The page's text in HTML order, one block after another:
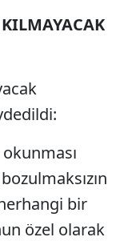
okunması
herhangi bir
özel olarak